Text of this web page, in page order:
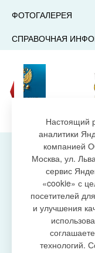
ФОТОГАЛЕРЕЯ
СПРАВОЧНАЯ
создание сайта
16+
Настоящий
аналитики
компанией
Москва, ул.
сервис
«cookie» с
посетителей
и улучшения
технологий.